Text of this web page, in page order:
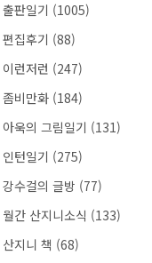
출판일기 (1005)
편집후기 (88)
이런저런 (247)
좀비만화 (184)
아욱의 그림일기 (131)
인턴일기 (275)
강수걸의 글방 (77)
월간 산지니소식 (133)
산지니 책 (68)